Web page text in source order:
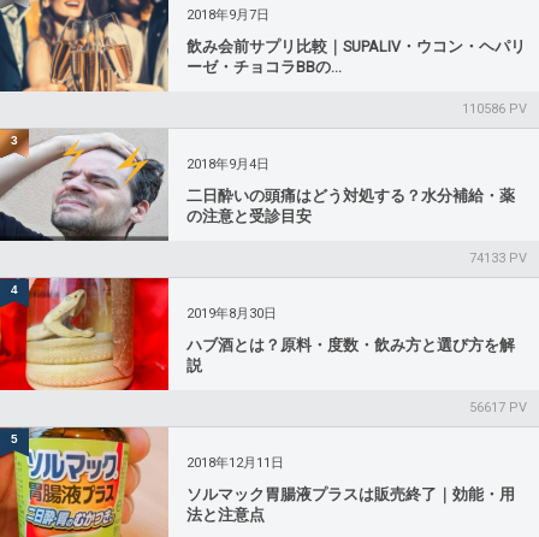
2018年9月7日
飲み会前サプリ比較｜SUPALIV・ウコン・ヘパリ
ーゼ・チョコラBBの...
110586 PV
3
2018年9月4日
二日酔いの頭痛はどう対処する？水分補給・薬
の注意と受診目安
74133 PV
4
2019年8月30日
ハブ酒とは？原料・度数・飲み方と選び方を解
説
56617 PV
5
2018年12月11日
ソルマック胃腸液プラスは販売終了｜効能・用
法と注意点